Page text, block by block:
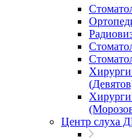
Центр слуха